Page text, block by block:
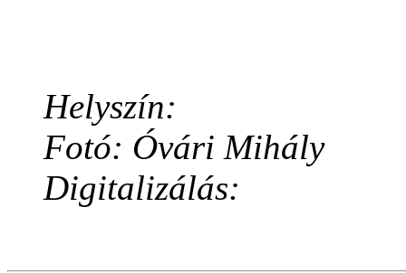
Helyszín:
Fotó: Óvári Mihály
Digitalizálás: